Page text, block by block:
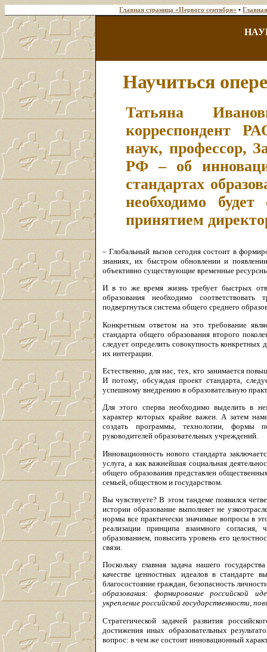
Главная страница «Первого сентября» •
Научиться
Татьяна
корреспондент
наук, профессор,
РФ – об
стандартах
необходимо
принятием
– Глобальный вызов сегодня состоит в
знаниях, их быстром обновлении и
объективно существующие временные
И в то же время жизнь требует быстрых
образования необходимо
подвергнуться система общего среднего
Конкретным ответом на это требование
стандарта общего образования второго
следует определить совокупность
их интеграции.
Естественно, для нас, тех, кто занимается
И потому, обсуждая проект стандарта,
успешному внедрению в образовательную
Для этого сперва необходимо выделить в
характер которых крайне важен. А затем
создать программы, технологии, формы
руководителей образовательных учреждений.
Инновационность нового стандарта
услуга, а как важнейшая социальная
общего образования представлен
семьей, обществом и государством.
Вы чувствуете? В этом тандеме появился
истории образование выполняет не
нормы все практически значимые вопросы в
реализации принципа взаимного
образованием, повысить уровень его
связи.
Поскольку главная задача нашего
качестве ценностных идеалов в стандарте
благосостояние граждан, безопасность
образования: формирование российской
укрепление российской государственности,
Стратегической задачей развития
достижения иных образовательных
вопрос: в чем же состоит инновационный